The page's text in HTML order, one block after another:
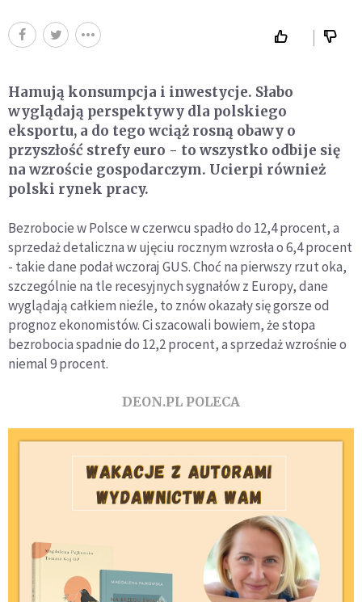
Hamują konsumpcja i inwestycje. Słabo
wyglądają perspektywy dla polskiego
eksportu, a do tego wciąż rosną obawy o
przyszłość strefy euro - to wszystko odbije się
na wzroście gospodarczym. Ucierpi również
polski rynek pracy.
Bezrobocie w Polsce w czerwcu spadło do 12,4 procent, a
sprzedaż detaliczna w ujęciu rocznym wzrosła o 6,4 procent
- takie dane podał wczoraj GUS. Choć na pierwszy rzut oka,
szczególnie na tle recesyjnych sygnałów z Europy, dane
wyglądają całkiem nieźle, to znów okazały się gorsze od
prognoz ekonomistów. Ci szacowali bowiem, że stopa
bezrobocia spadnie do 12,2 procent, a sprzedaż wzrośnie o
niemal 9 procent.
DEON.PL POLECA